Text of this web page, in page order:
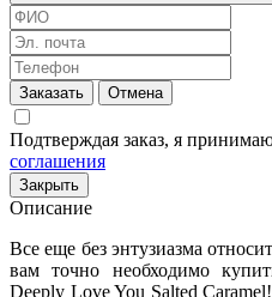
Заказать Отмена
Подтверждая заказ, я
соглашения
Закрыть
Описание
Все еще без энтузиазма
вам точно необходимо
Deeply Love You Salted